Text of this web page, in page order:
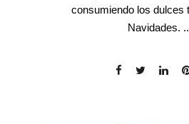
consumiendo los dulces
Navidades.